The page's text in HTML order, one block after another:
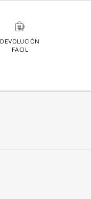
DEVOLUCIÓN
FÁCIL